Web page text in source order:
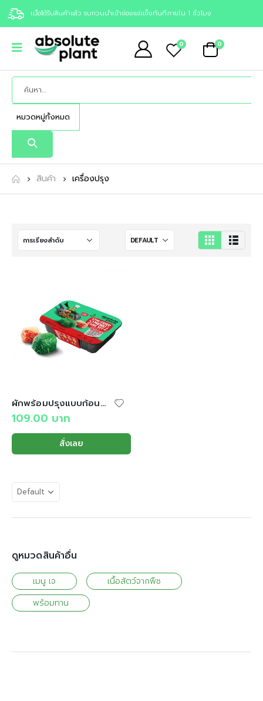
เมื่อได้รับสินค้าแล้ว รบกวนนำเข้าช่องแช่แข็งทันทีภายใน 1 ชั่วโมง
0 0
สินค้า เครื่องปรุง
ผักพร้อมปรุงแบบก้อน (4 เมนู)
109.00 บาท
สั่งเลย
ดูหมวดสินค้าอื่น
เมนู เจ
เนื้อสัตว์จากพืช
พร้อมทาน